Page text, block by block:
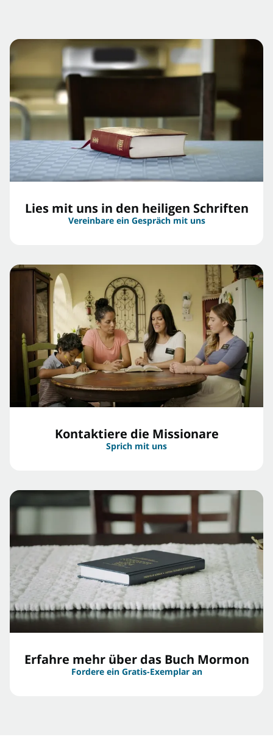
Lies mit uns in den heiligen Schriften
Vereinbare ein Gespräch mit uns
Kontaktiere die Missionare
Sprich mit uns
Erfahre mehr über das Buch Mormon
Fordere ein Gratis-Exemplar an